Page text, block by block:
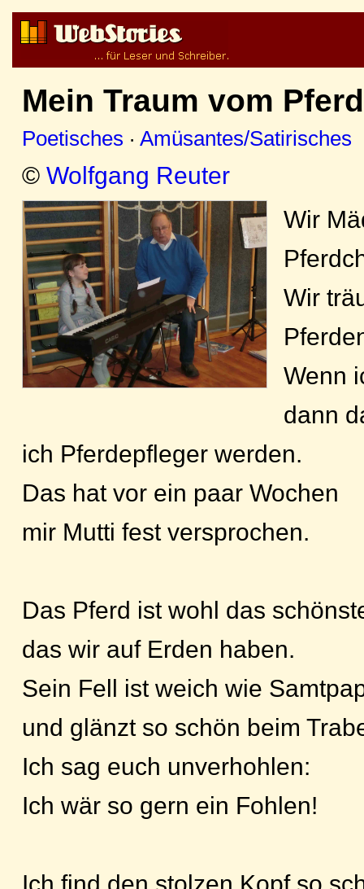
Mein Traum vom Pferd
Poetisches · Amüsantes/Satirisches
© Wolfgang Reuter
Wir
Wir
Wenn
dann
ich Pferdepfleger werden.
Das hat vor ein paar Wochen
mir Mutti fest versprochen.
Das Pferd ist wohl das
das wir auf Erden haben.
Sein Fell ist weich wie
und glänzt so schön beim
Ich sag euch unverhohlen:
Ich wär so gern ein Fohlen!
Ich find den stolzen Kopf so